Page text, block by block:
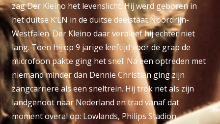
zag Der Kleino het levenslicht. Hij werd geboren in
het duitse K’LN in de duitse deelstaat Noordrijn-
Westfalen. Der Kleino daar verbleef hij echter niet
lang. Toen hij op 9 jarige leeftijd voor de grap de
microfoon pakte ging het snel. Na een optreden met
niemand minder dan Dennie Christian ging zijn
zangcarriere als een sneltrein. Hij trok net als zijn
landgenoot naar Nederland en trad vanaf dat
moment overal op: Lowlands, Philips Stadion,